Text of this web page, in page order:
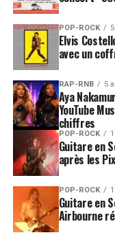
POP-ROCK
Elvis
avec un
RAP-RNB 5
Aya
YouTube
chiffres
POP-ROCK
Guitare en
après les
POP-ROCK
Guitare en
Airbourne